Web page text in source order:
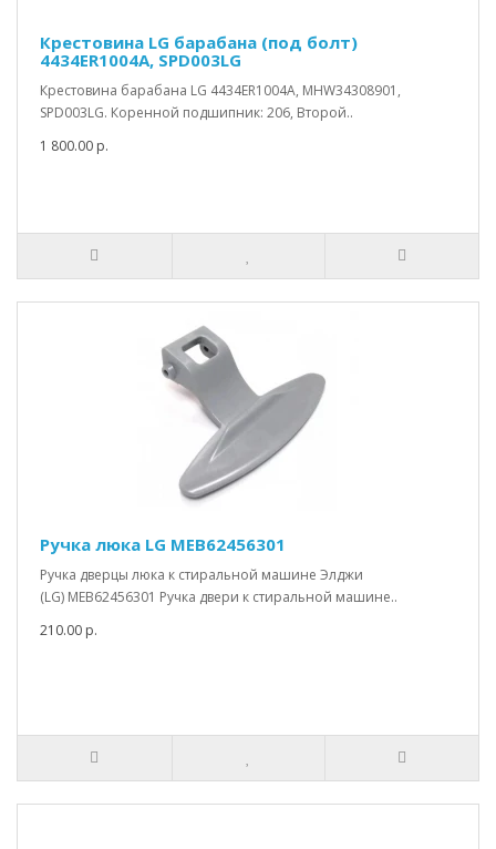
Крестовина LG барабана (под болт)
4434ER1004A, SPD003LG
Крестовина барабана LG 4434ER1004A, MHW34308901,
SPD003LG. Коренной подшипник: 206, Второй..
1 800.00 р.
Ручка люка LG MEB62456301
Ручка дверцы люка к стиральной машине Элджи
(LG) MEB62456301 Ручка двери к стиральной машине..
210.00 р.